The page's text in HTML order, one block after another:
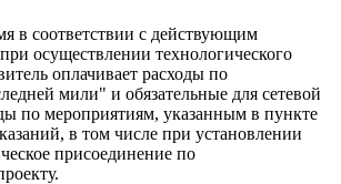
в соответствии с действующим
осуществлении технологического
оплачивает расходы по
мили" и обязательные для сетевой
по мероприятиям, указанным в пункте
в том числе при установлении
присоединение по